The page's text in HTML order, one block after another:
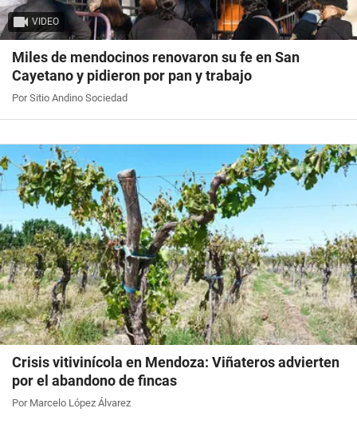
VIDEO
Miles de mendocinos renovaron su fe en San
Cayetano y pidieron por pan y trabajo
Por Sitio Andino Sociedad
Crisis vitivinícola en Mendoza: Viñateros advierten
por el abandono de fincas
Por Marcelo López Álvarez